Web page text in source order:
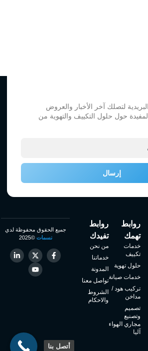
روابط
تهمك
خدمات
تكييف
حلول تهوية
خدمات صيانة
تركيب هود /
مداخن
تصميم
وتصنيع
مجاري الهواء
آليا
روابط
تفيدك
من نحن
خدماتنا
المدونة
تواصل معنا
الشروط
والاحكام
جميع الحقوق محفوظة لدي
نسمات©2025
لتصلك آخر الأخبار والعروض
حول حلول التكييف والتهوية من
إرسال
أتصل بنا